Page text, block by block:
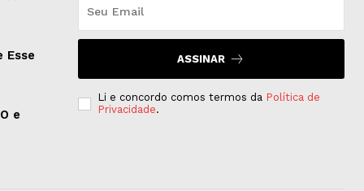
Esse
e
ASSINAR
Li e concordo comos termos da Política de
Privacidade.